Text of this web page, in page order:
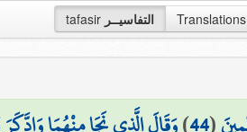
tafasir التفاسيــر Translations